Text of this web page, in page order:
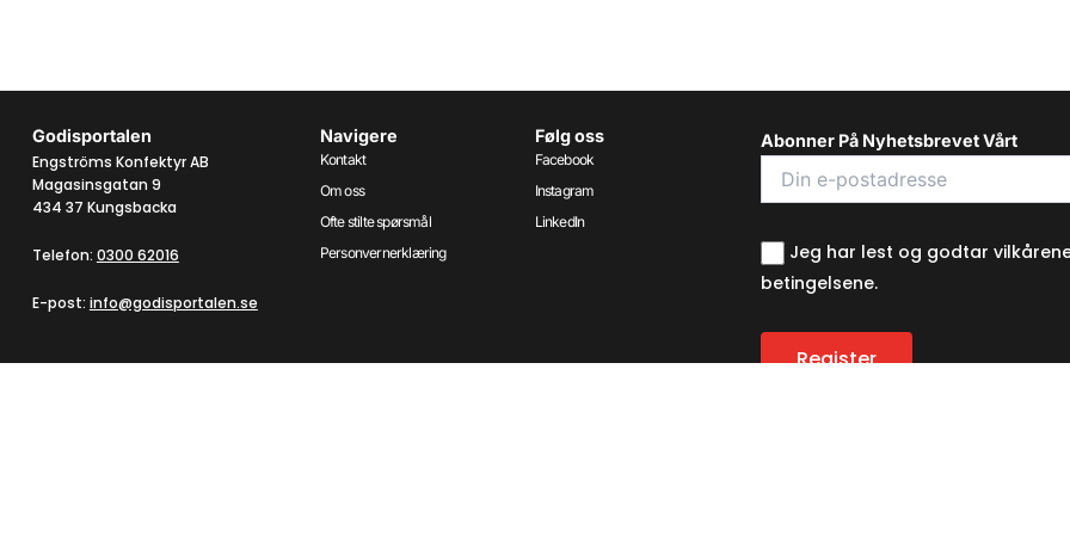
Godisportalen
Engströms Konfektyr AB
Magasinsgatan 9
434 37 Kungsbacka
Telefon: 0300 62016
E-post: info@godisportalen.se
Navigere
Kontakt
Om oss
Ofte stilte spørsmål
Personvernerklæring
Følg oss
Facebook
Instagram
LinkedIn
Abonner På Nyhetsbrevet Vårt
Jeg har lest og godtar
betingelsene.